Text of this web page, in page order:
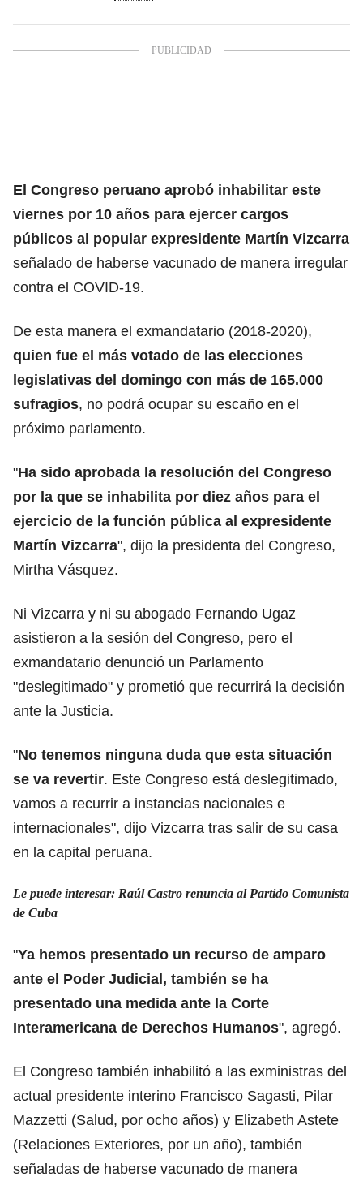
El Congreso peruano aprobó inhabilitar este
viernes por 10 años para ejercer cargos
públicos al popular expresidente Martín Vizcarra
señalado de haberse vacunado de manera irregular
contra el COVID-19.
De esta manera el exmandatario (2018-2020),
quien fue el más votado de las elecciones
legislativas del domingo con más de 165.000
sufragios, no podrá ocupar su escaño en el
próximo parlamento.
"Ha sido aprobada la resolución del Congreso
por la que se inhabilita por diez años para el
ejercicio de la función pública al expresidente
Martín Vizcarra", dijo la presidenta del Congreso,
Mirtha Vásquez.
Ni Vizcarra y ni su abogado Fernando Ugaz
asistieron a la sesión del Congreso, pero el
exmandatario denunció un Parlamento
"deslegitimado" y prometió que recurrirá la decisión
ante la Justicia.
"No tenemos ninguna duda que esta situación
se va revertir. Este Congreso está deslegitimado,
vamos a recurrir a instancias nacionales e
internacionales", dijo Vizcarra tras salir de su casa
en la capital peruana.
Le puede interesar: Raúl Castro renuncia al Partido Comunista
de Cuba
"Ya hemos presentado un recurso de amparo
ante el Poder Judicial, también se ha
presentado una medida ante la Corte
Interamericana de Derechos Humanos", agregó.
El Congreso también inhabilitó a las exministras del
actual presidente interino Francisco Sagasti, Pilar
Mazzetti (Salud, por ocho años) y Elizabeth Astete
(Relaciones Exteriores, por un año), también
señaladas de haberse vacunado de manera